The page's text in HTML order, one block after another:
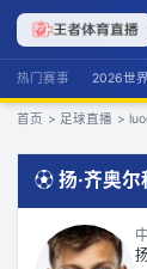
热门赛事 2026世
首页 > 足球直播 >
⚽ 扬·齐奥